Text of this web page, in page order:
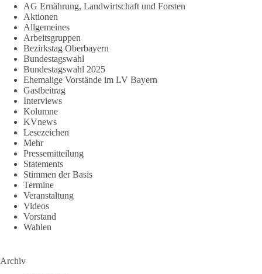
AG Ernährung, Landwirtschaft und Forsten
Aktionen
Allgemeines
Arbeitsgruppen
Bezirkstag Oberbayern
Bundestagswahl
Bundestagswahl 2025
Ehemalige Vorstände im LV Bayern
Gastbeitrag
Interviews
Kolumne
KVnews
Lesezeichen
Mehr
Pressemitteilung
Statements
Stimmen der Basis
Termine
Veranstaltung
Videos
Vorstand
Wahlen
Archiv